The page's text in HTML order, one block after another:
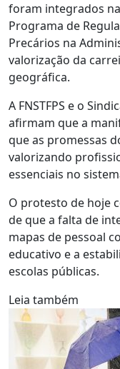
foram integrados
Programa de
Precários na
valorização da
geográfica.
A FNSTFPS e o
afirmam que a
que as promessas
valorizando
essenciais no
O protesto de hoje
de que a falta de
mapas de pessoal
educativo e a
escolas públicas.
Leia também